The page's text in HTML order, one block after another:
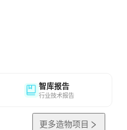
智库报告
行业技术报告
更多造物项目